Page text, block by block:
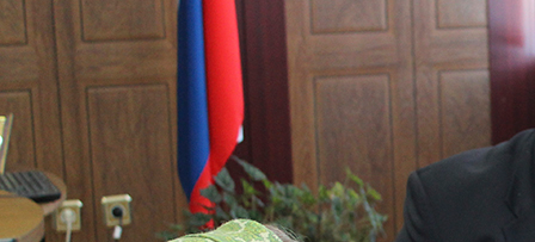
Перейти к основному содержанию